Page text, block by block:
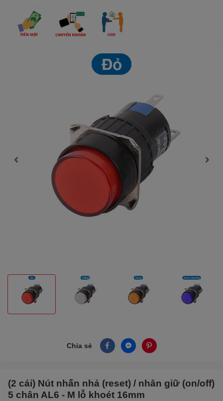
Chia sẻ
(2 cái) Nút nhấn nhả (reset) / nhân giữ (on/off)
5 chân AL6 - M lỗ khoét 16mm